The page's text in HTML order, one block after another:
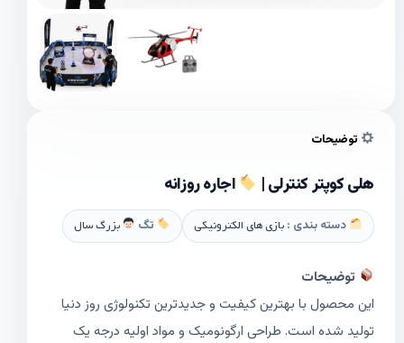
توضیحات
هلی کوپتر کنترلی | اجاره روزانه
دسته بندی : بازی های الکترونیکی تگ بزرگ سال
توضیحات
این محصول با بهترین کیفیت و جدیدترین تکنولوژی روز دنیا
تولید شده است. طراحی ارگونومیک و مواد اولیه درجه یک